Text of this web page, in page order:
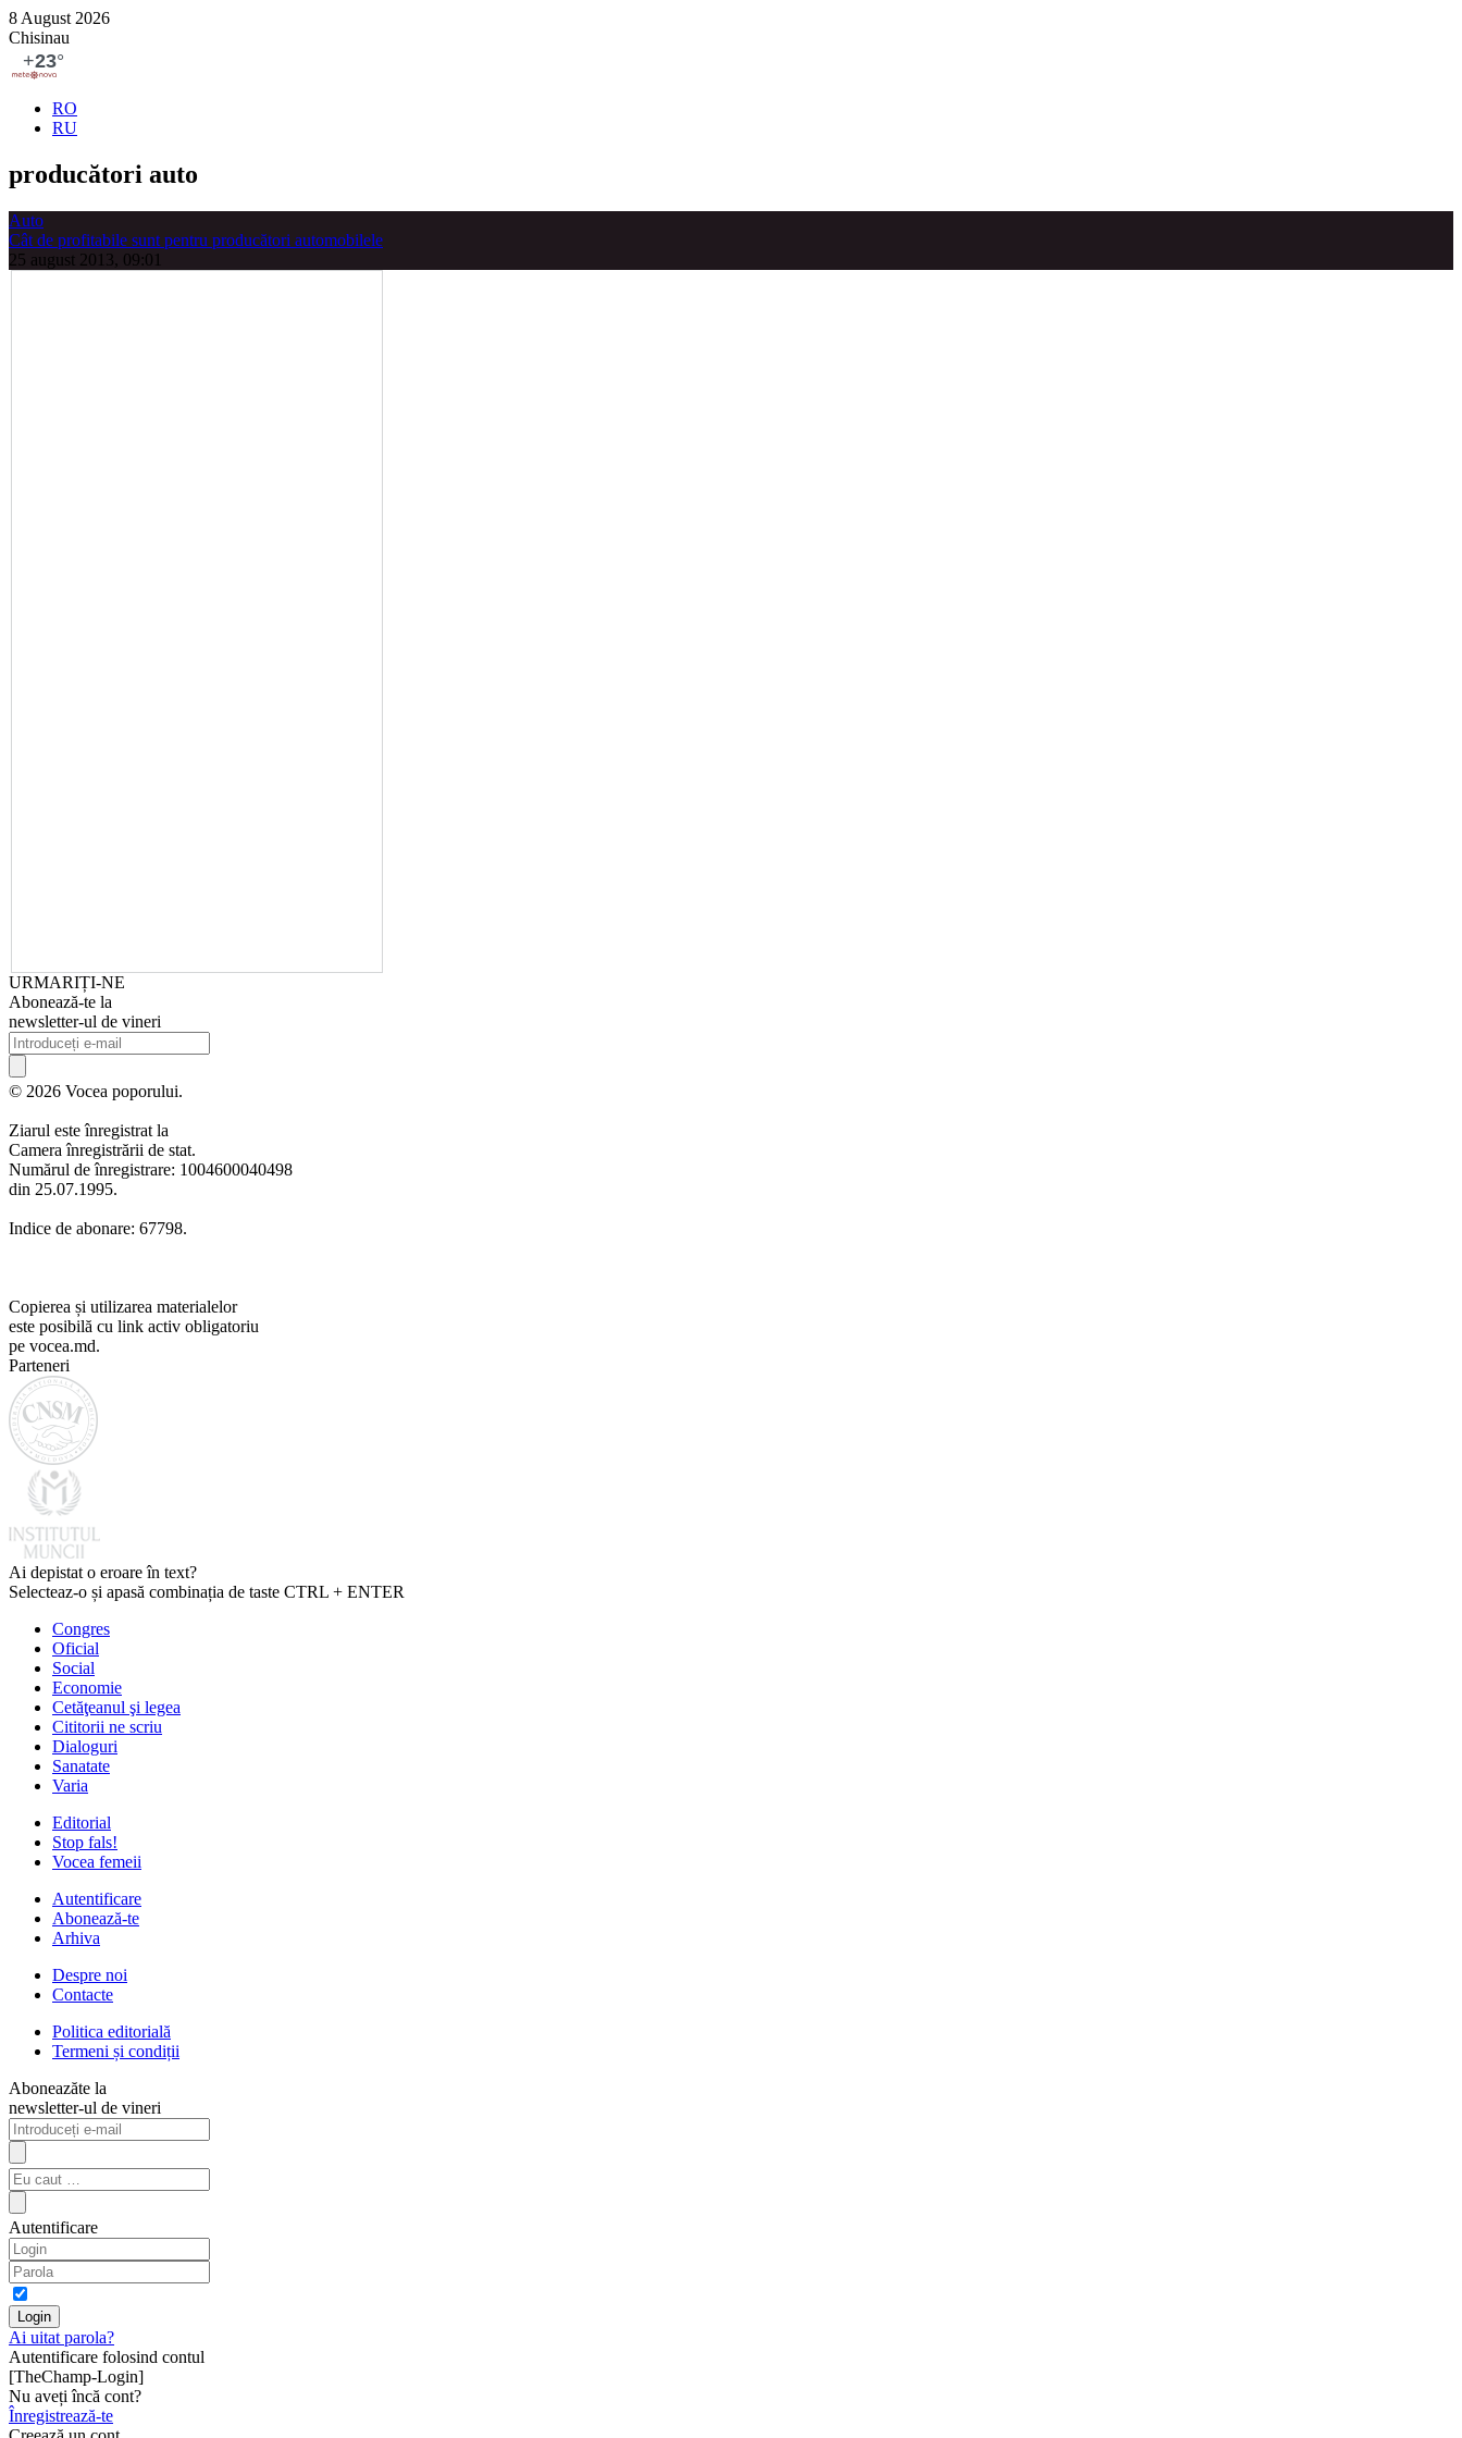
8 August 2026
Chisinau
RO
RU
producători auto
Auto
Cât de profitabile sunt pentru producători automobilele
25 august 2013, 09:01
URMARIȚI-NE
Abonează-te la
newsletter-ul de vineri
© 2026 Vocea poporului.
Ziarul este înregistrat la
Camera înregistrării de stat.
Numărul de înregistrare: 1004600040498
din 25.07.1995.
Indice de abonare: 67798.
Copierea și utilizarea materialelor
este posibilă cu link activ obligatoriu
pe vocea.md.
Parteneri
Ai depistat o eroare în text?
Selecteaz-o și apasă combinația de taste CTRL + ENTER
Congres
Oficial
Social
Economie
Cetăţeanul şi legea
Cititorii ne scriu
Dialoguri
Sanatate
Varia
Editorial
Stop fals!
Vocea femeii
Autentificare
Abonează-te
Arhiva
Despre noi
Contacte
Politica editorială
Termeni și condiții
Aboneazăte la
newsletter-ul de vineri
Autentificare
Ai uitat parola?
Autentificare folosind contul
[TheChamp-Login]
Nu aveți încă cont?
Înregistrează-te